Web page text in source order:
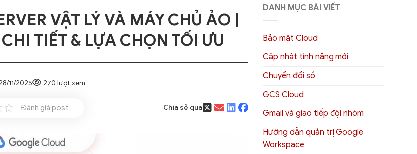
VẬT LÝ VÀ MÁY CHỦ ẢO |
TIẾT & LỰA CHỌN TỐI ƯU
28/11/2025 270 lượt xem
Đánh giá post Chia sẻ qua
DANH MỤC BÀI VIẾT
Bảo mật Cloud
Cập nhật tính năng mới
Chuyển đổi số
GCS Cloud
Gmail và giao tiếp đội nhóm
Hướng dẫn quản trị Google
Workspace